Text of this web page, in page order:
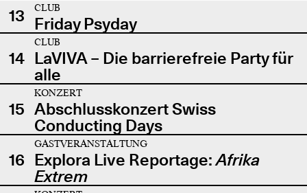
13
CLUB
Friday Psyday
14
CLUB
LaVIVA – Die barrierefreie Party für
alle
15
KONZERT
Abschlusskonzert Swiss
Conducting Days
16
GASTVERANSTALTUNG
Explora Live Reportage:Afrika
Extrem